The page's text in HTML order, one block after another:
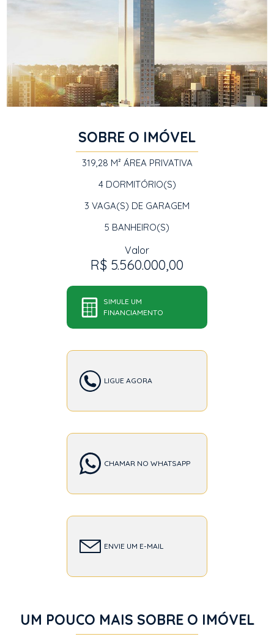
SOBRE O IMÓVEL
319,28 M² ÁREA PRIVATIVA
4DORMITÓRIO(S)
3 VAGA(S) DE GARAGEM
5 BANHEIRO(S)
Valor
R$ 5.560.000,00
SIMULE UM
FINANCIAMENTO
LIGUE AGORA
CHAMAR NO WHATSAPP
ENVIE UM E-MAIL
UM POUCO MAIS SOBRE O IMÓVEL